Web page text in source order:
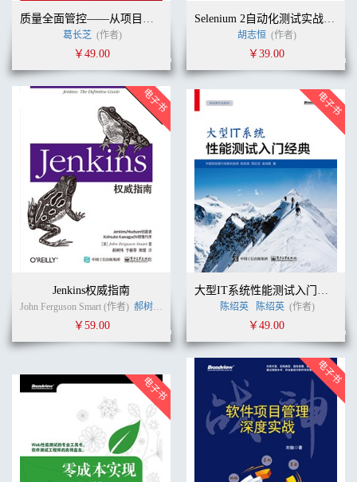
质量全面管控——从项目管理到容灾测试
葛长芝 (作者)
￥49.00
Selenium 2自动化测试实战——基于Python语言
胡志恒 (作者)
￥39.00
Jenkins权威指南
John Ferguson Smart (作者) 郝树伟
￥59.00
大型IT系统性能测试入门经典
陈绍英 陈绍英 (作者)
￥49.00